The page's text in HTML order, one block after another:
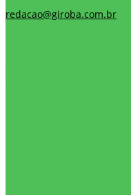
redacao@giroba.com.br